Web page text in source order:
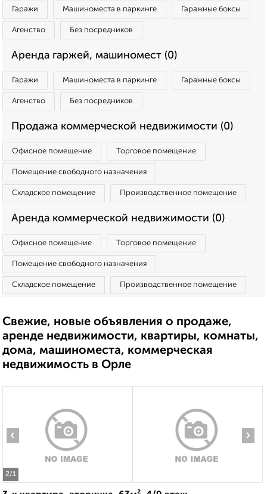
Гаражи Машиноместа в паркинге Гаражные боксы
Агенство Без посредников
Аренда гаржей, машиномест (0)
Гаражи Машиноместа в паркинге Гаражные боксы
Агенство Без посредников
Продажа коммерческой недвижимости (0)
Офисное помещение Торговое помещение
Помещение свободного назначения
Складское помещение Производственное помещение
Аренда коммерческой недвижимости (0)
Офисное помещение Торговое помещение
Помещение свободного назначения
Складское помещение Производственное помещение
Свежие, новые объявления о продаже,
аренде недвижимости, квартиры, комнаты,
дома, машиноместа, коммерческая
недвижимость в Орле
2/1
‹ ›